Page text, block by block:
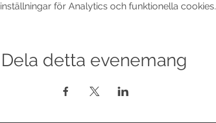
för Analytics och funktionella cookies.
Dela detta evenemang